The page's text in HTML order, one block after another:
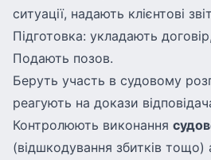
ситуації, надають клієнтові
Підготовка: укладають
Подають позов.
Беруть участь в судовому
реагують на докази
Контролюють виконання
(відшкодування збитків